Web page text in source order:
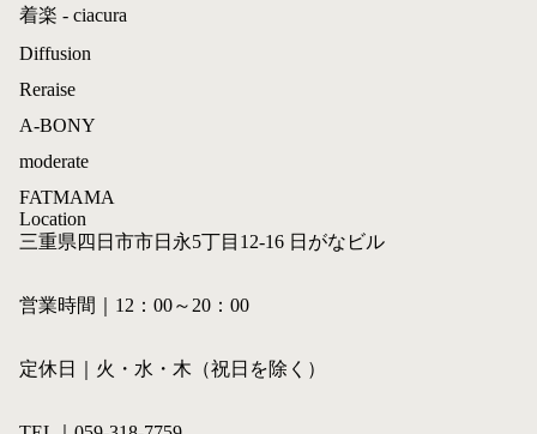
着楽 - ciacura
Diffusion
Reraise
A-BONY
moderate
FATMAMA
Location
三重県四日市市日永5丁目12-16 日がなビル
営業時間｜12：00～20：00
定休日｜火・水・木（祝日を除く）